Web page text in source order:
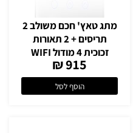
מתג טאץ' חכם משולב 2
תריסים + 2 תאורות
זכוכית 4 מודול WIFI
915 ₪
הוסף לסל